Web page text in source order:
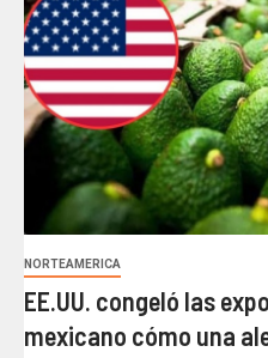
NORTEAMERICA
EE.UU. congeló las
mexicano cómo una